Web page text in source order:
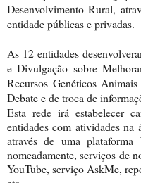
Desenvolvimento Rural,
entidade públicas e privadas.
As 12 entidades
e Divulgação sobre
Recursos Genéticos
Debate e de troca de
Esta rede irá estabelecer
entidades com atividades
através de uma plataforma
nomeadamente, serviços de
YouTube, serviço AskMe,